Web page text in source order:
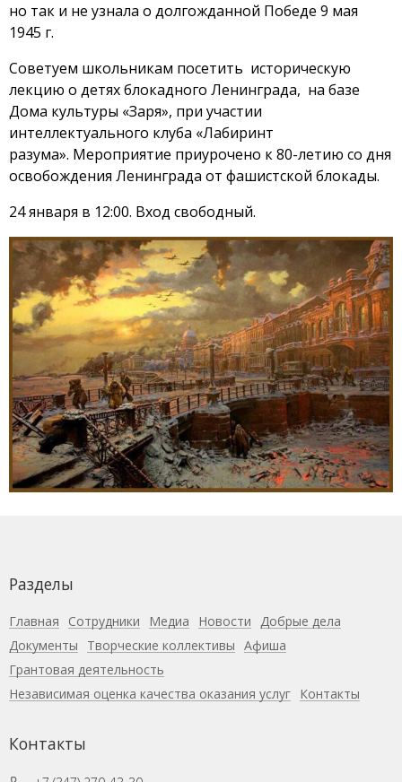
но так и не узнала о долгожданной Победе 9 мая
1945 г.
Советуем школьникам посетить историческую
лекцию о детях блокадного Ленинграда, на базе
Дома культуры «Заря», при участии
интеллектуального клуба «Лабиринт
разума». Мероприятие приурочено к 80-летию со дня
освобождения Ленинграда от фашистской блокады.
24 января в 12:00. Вход свободный.
Разделы
Главная Сотрудники Медиа Новости Добрые дела
Документы
Творческие коллективы Афиша
Грантовая деятельность
Независимая оценка качества оказания услуг Контакты
Контакты